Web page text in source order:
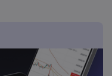
À propos de